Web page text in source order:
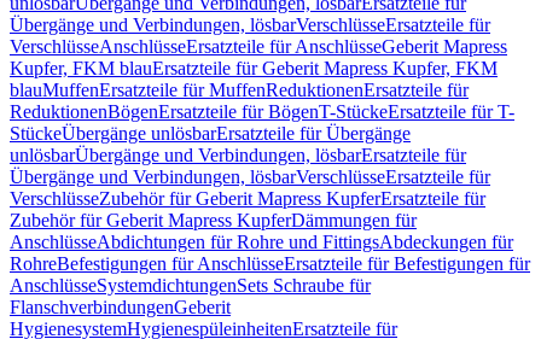
Übergänge und Verbindungen, lösbarVerschlüsseErsatzteile für
VerschlüsseAnschlüsseErsatzteile für AnschlüsseGeberit Mapress
Kupfer, FKM blauErsatzteile für Geberit Mapress Kupfer, FKM
blauMuffenErsatzteile für MuffenReduktionenErsatzteile für
ReduktionenBögenErsatzteile für BögenT-StückeErsatzteile für T-
StückeÜbergänge unlösbarErsatzteile für Übergänge
unlösbarÜbergänge und Verbindungen, lösbarErsatzteile für
Übergänge und Verbindungen, lösbarVerschlüsseErsatzteile für
VerschlüsseZubehör für Geberit Mapress KupferErsatzteile für
Zubehör für Geberit Mapress KupferDämmungen für
AnschlüsseAbdichtungen für Rohre und FittingsAbdeckungen für
RohreBefestigungen für AnschlüsseErsatzteile für Befestigungen für
AnschlüsseSystemdichtungenSets Schraube für
FlanschverbindungenGeberit
HygienesystemHygienespüleinheitenErsatzteile für